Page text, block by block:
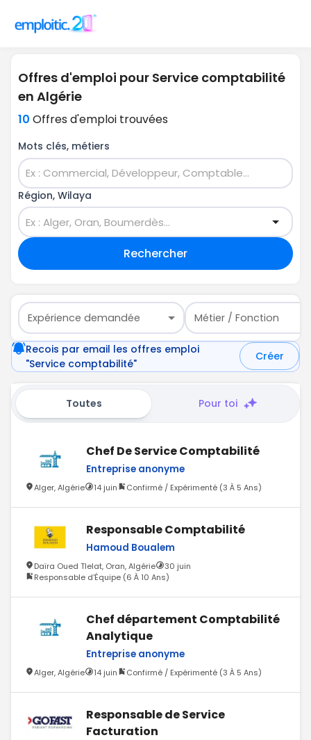
Offres d'emploi pour Service comptabilité
en Algérie
10 Offres d'emploi trouvées
Mots clés, métiers
Région, Wilaya
Rechercher
Expérience demandée Métier / Fonction
Recois par email les offres emploi
"Service comptabilité"
Créer
Toutes Pour toi
Chef De Service Comptabilité
Entreprise anonyme
Alger, Algérie 14 juin Confirmé / Expérimenté (3 À 5 Ans)
Responsable Comptabilité
Hamoud Boualem
Daïra Oued Tlelat, Oran, Algérie
30 juin
Responsable d'Équipe (6 À 10 Ans)
Chef département Comptabilité
Analytique
Entreprise anonyme
Alger, Algérie 14 juin Confirmé / Expérimenté (3 À 5 Ans)
Responsable de Service
Facturation